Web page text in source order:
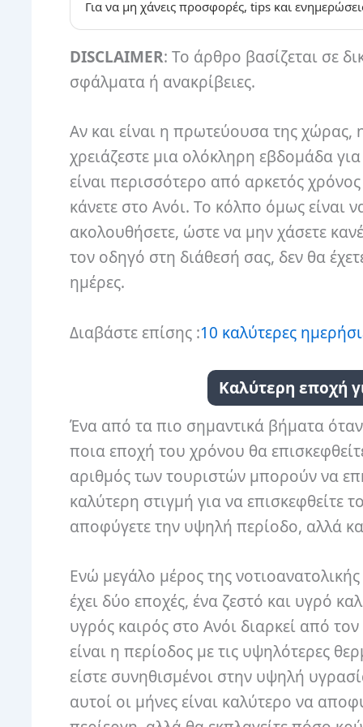
Για να μη χάνεις προσφορές, tips και
DISCLAIMER: Το άρθρο βασίζεται σε
σφάλματα ή ανακρίβειες.
Αν και είναι η πρωτεύουσα της χώρας,
χρειάζεστε μια ολόκληρη εβδομάδα
είναι περισσότερο από αρκετός
κάνετε στο Ανόι. Το κόλπο όμως είναι
ακολουθήσετε, ώστε να μην χάσετε
τον οδηγό στη διάθεσή σας, δεν θα
ημέρες.
Διαβάστε επίσης :10 καλύτερες
Καλύτερη εποχή
Ένα από τα πιο σημαντικά βήματα όταν
ποια εποχή του χρόνου θα
αριθμός των τουριστών μπορούν να
καλύτερη στιγμή για να επισκεφθείτε
αποφύγετε την υψηλή περίοδο, αλλά
Ενώ μεγάλο μέρος της
έχει δύο εποχές, ένα ζεστό και υγρό
υγρός καιρός στο Ανόι διαρκεί από
είναι η περίοδος με τις υψηλότερες
είστε συνηθισμένοι στην υψηλή
αυτοί οι μήνες είναι καλύτερο να